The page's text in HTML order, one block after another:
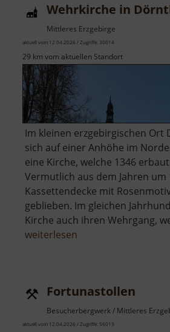
Wehrkirche in
Mittleres Erzgebirge
aktuell vom 12.04.2026 / Zugriffe: 30014
29 km vom aktuellen Standort
Im kleinen erzgebirgischen Ort
sich auf einer Anhöhe im
eine Kirche, welche 1346
Vermutlich aus dem Jahren um
Kassettendecke mit
geblieben. Im gleichen
Kirche auch ihren Wehrgang,
weiterlesen
Fortunastollen
Besucherbergwerk / Mittleres
aktuell vom 12.04.2026 / Zugriffe: 56013